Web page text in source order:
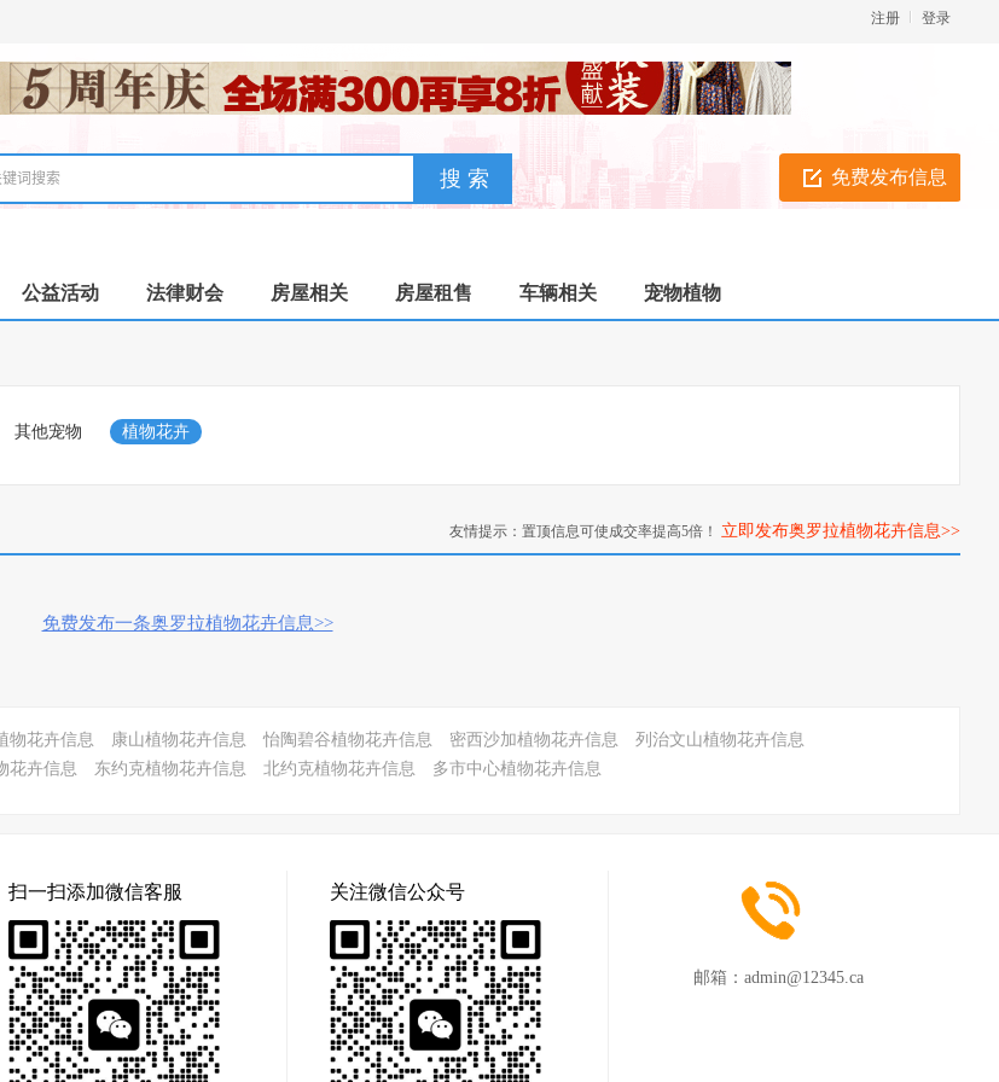
登录
注册
免费发布信息
公益活动 法律财会 房屋相关 房屋租售 车辆相关 宠物植物
其他宠物 植物花卉
友情提示：置顶信息可使成交率提高5倍！ 立即发布奥罗拉植物花卉信息>>
免费发布一条奥罗拉植物花卉信息>>
物花卉信息 康山植物花卉信息 怡陶碧谷植物花卉信息 密西沙加植物花卉信息
列治文山植物花卉信息
花卉信息 东约克植物花卉信息 北约克植物花卉信息 多市中心植物花卉信息
扫一扫添加微信客服 关注微信公众号
邮箱： admin@12345.ca